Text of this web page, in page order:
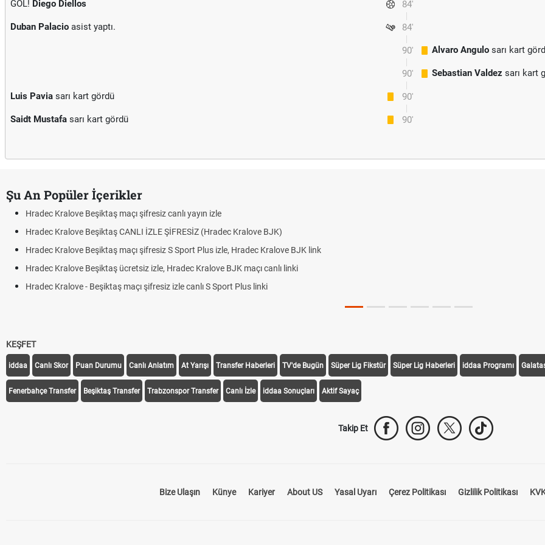
84'
GOL! Diego Diellos
84'
Duban Palacio asist yaptı.
90' Alvaro Angulo sarı kart
90' Sebastian Valdez sarı kart
90'
Luis Pavia sarı kart gördü
90'
Saidt Mustafa sarı kart gördü
Şu An Popüler İçerikler
Hradec Kralove Beşiktaş maçı şifresiz canlı yayın izle
Hradec Kralove Beşiktaş CANLI İZLE ŞİFRESİZ (Hradec Kralove BJK)
Hradec Kralove Beşiktaş maçı şifresiz S Sport Plus izle, Hradec Kralove BJK link
Hradec Kralove Beşiktaş ücretsiz izle, Hradec Kralove BJK maçı canlı linki
Hradec Kralove - Beşiktaş maçı şifresiz izle canlı S Sport Plus linki
KEŞFET
iddaa Canlı Skor Puan Durumu Canlı Anlatım At Yarışı Transfer Haberleri TV'de Bugün Süper Lig Fikstür Süper Lig Haberleri iddaa Programı
Fenerbahçe Transfer Beşiktaş Transfer Trabzonspor Transfer Canlı İzle iddaa Sonuçları Aktif Sayaç
Takip Et
Bize Ulaşın Künye Kariyer About US Yasal Uyarı Çerez Politikası Gizlilik Politikası